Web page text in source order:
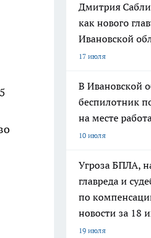
Дмитрия
как нового
Ивановской
17 июля
В Ивановской
беспилотник
на месте
10 июля
Угроза БПЛА,
главреда и
по
новости за 18
19 июля